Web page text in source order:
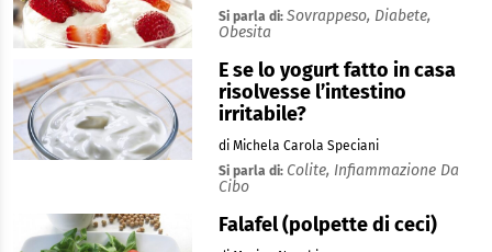
Si parla di: Sovrappeso, Diabete,
Obesita
E se lo yogurt fatto in casa
risolvesse l’intestino
irritabile?
di Michela Carola Speciani
Si parla di: Colite, Infiammazione Da
Cibo
Falafel (polpette di ceci)